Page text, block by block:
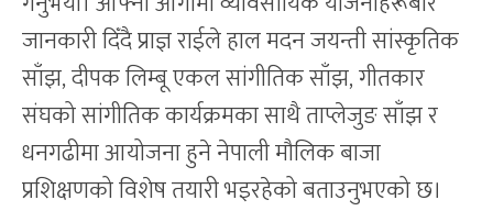
जानकारी दिँदै प्राज्ञ राईले हाल मदन जयन्ती सांस्कृतिक
साँझ, दीपक लिम्बू एकल सांगीतिक साँझ, गीतकार
संघको सांगीतिक कार्यक्रमका साथै ताप्लेजुङ साँझ र
धनगढीमा आयोजना हुने नेपाली मौलिक बाजा
प्रशिक्षणको विशेष तयारी भइरहेको बताउनुभएको छ।